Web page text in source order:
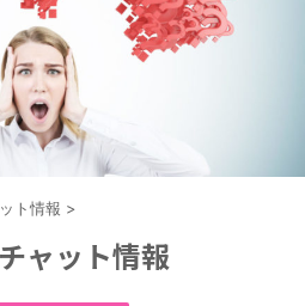
ト情報 >
ャット情報